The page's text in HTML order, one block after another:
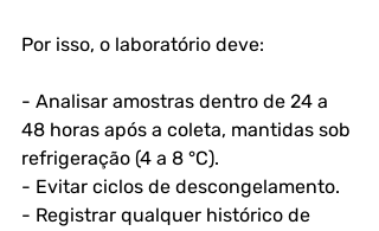
Por isso, o laboratório deve:
- Analisar amostras dentro de 24 a
48 horas após a coleta, mantidas sob
refrigeração (4 a 8 °C).
- Evitar ciclos de descongelamento.
- Registrar qualquer histórico de